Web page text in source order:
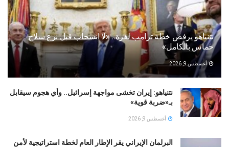
نتنياهو يرفض خطة ترامب لغزة.. «لا انسحاب قبل نزع سلاح
حماس بالكامل»
أغسطس 9, 2026
نتنياهو: إيران تخشى مواجهة إسرائيل.. وأي هجوم سيقابل
بـ«ضربة قوية»
أغسطس 9, 2026
البرلمان الإيراني يقر الإطار العام لخطة استراتيجية لأمن